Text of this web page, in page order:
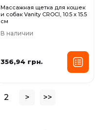
Массажная щетка для кошек
и собак Vanity CROCI, 10.5 х 15.5
см
В наличии
356,94 грн.
2 > >>